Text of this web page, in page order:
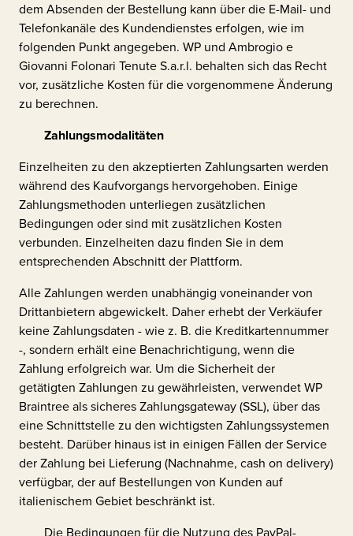
dem Absenden der Bestellung kann über die E-Mail- und
Telefonkanäle des Kundendienstes erfolgen, wie im
folgenden Punkt angegeben. WP und Ambrogio e
Giovanni Folonari Tenute S.a.r.l. behalten sich das Recht
vor, zusätzliche Kosten für die vorgenommene Änderung
zu berechnen.
Zahlungsmodalitäten
Einzelheiten zu den akzeptierten Zahlungsarten werden
während des Kaufvorgangs hervorgehoben. Einige
Zahlungsmethoden unterliegen zusätzlichen
Bedingungen oder sind mit zusätzlichen Kosten
verbunden. Einzelheiten dazu finden Sie in dem
entsprechenden Abschnitt der Plattform.
Alle Zahlungen werden unabhängig voneinander von
Drittanbietern abgewickelt. Daher erhebt der Verkäufer
keine Zahlungsdaten - wie z. B. die Kreditkartennummer
-, sondern erhält eine Benachrichtigung, wenn die
Zahlung erfolgreich war. Um die Sicherheit der
getätigten Zahlungen zu gewährleisten, verwendet WP
Braintree als sicheres Zahlungsgateway (SSL), über das
eine Schnittstelle zu den wichtigsten Zahlungssystemen
besteht. Darüber hinaus ist in einigen Fällen der Service
der Zahlung bei Lieferung (Nachnahme, cash on delivery)
verfügbar, der auf Bestellungen von Kunden auf
italienischem Gebiet beschränkt ist.